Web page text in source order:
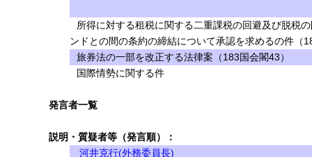
所得に対する租税に関する二重課税の回避及び脱税
ンドとの間の条約の締結について承認を求めるの件（
旅券法の一部を改正する法律案（183国会閣43）
国際情勢に関する件
発言者一覧
説明・質疑者等（発言順）：
河井克行(外務委員長)